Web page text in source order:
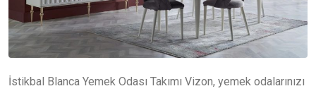
İstikbal Blanca Yemek Odası Takımı Vizon, yemek odalarınızı